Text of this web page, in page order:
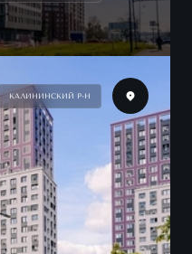
КАЛИНИНСКИЙ Р-Н